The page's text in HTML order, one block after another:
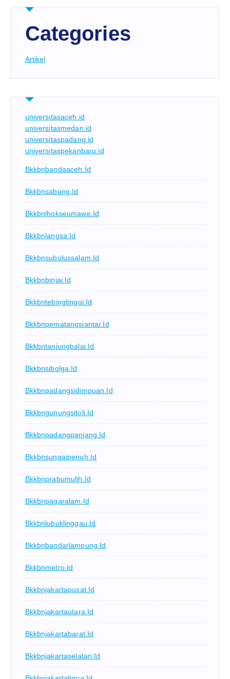
Categories
Artikel
universitasaceh.id
universitasmedan.id
universitaspadang.id
universitaspekanbaru.id
Bkkbnbandaaceh.id
Bkkbnsabang.id
Bkkbnlhokseumawe.id
Bkkbnlangsa.id
Bkkbnsubulussalam.id
Bkkbnbinjai.id
Bkkbntebingtinggi.id
Bkkbnpematangsiantar.id
Bkkbntanjungbalai.id
Bkkbnsibolga.id
Bkkbnpadangsidimpuan.id
Bkkbngunungsitoli.id
Bkkbnpadangpanjang.id
Bkkbnsungaipenuh.id
Bkkbnprabumulih.id
Bkkbnpagaralam.id
Bkkbnlubuklinggau.id
Bkkbnbandarlampung.id
Bkkbnmetro.id
Bkkbnjakartapusat.id
Bkkbnjakartautara.id
Bkkbnjakartabarat.id
Bkkbnjakartaselatan.id